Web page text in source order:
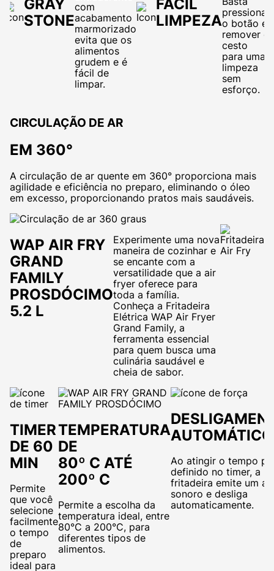
GRAY
STONE
com
acabamento
marmorizado
evita que os
alimentos
grudem e é
fácil de
limpar.
FÁCIL
LIMPEZApressionar
o botão e
remover o
cesto
para uma
limpeza
sem
esforço.
CIRCULAÇÃO DE AR
EM 360°
A circulação de ar quente em 360° proporciona mais
agilidade e eficiência no preparo, eliminando o óleo
em excesso, proporcionando pratos mais saudáveis.
WAP AIR FRY
GRAND
FAMILY
PROSDÓCIMO
5.2 L
Experimente uma nova
maneira de cozinhar e
se encante com a
versatilidade que a air
fryer oferece para
toda a família.
Conheça a Fritadeira
Elétrica WAP Air Fryer
Grand Family, a
ferramenta essencial
para quem busca uma
culinária saudável e
cheia de sabor.
TIMER
DE 60
MIN
Permite
que você
selecione
facilmente
o tempo
de
preparo
ideal para
TEMPERATURA
DE
80º C ATÉ
200º C
Permite a escolha da
temperatura ideal, entre
80°C a 200°C, para
diferentes tipos de
alimentos.
AUTOMÁTICO
Ao atingir o tempo
definido no timer, a
fritadeira emite um
sonoro e desliga
automaticamente.